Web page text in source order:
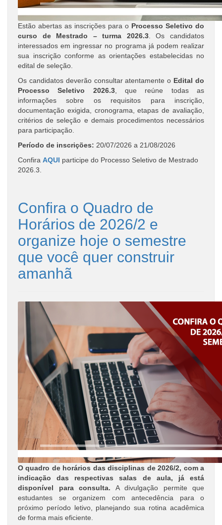
Estão abertas as inscrições para o Processo Seletivo do
curso de Mestrado – turma 2026.3. Os candidatos
interessados em ingressar no programa já podem realizar
sua inscrição conforme as orientações estabelecidas no
edital de seleção.
Os candidatos deverão consultar atentamente o Edital do
Processo Seletivo 2026.3, que reúne todas as
informações sobre os requisitos para inscrição,
documentação exigida, cronograma, etapas de avaliação,
critérios de seleção e demais procedimentos necessários
para participação.
Período de inscrições: 20/07/2026 a 21/08/2026
Confira AQUI participe do Processo Seletivo de Mestrado
2026.3.
Confira o Quadro de
Horários de 2026/2 e
organize hoje o semestre
que você quer construir
amanhã
O quadro de horários das disciplinas de 2026/2, com a
indicação das respectivas salas de aula, já está
disponível para consulta. A divulgação permite que
estudantes se organizem com antecedência para o
próximo período letivo, planejando sua rotina acadêmica
de forma mais eficiente.